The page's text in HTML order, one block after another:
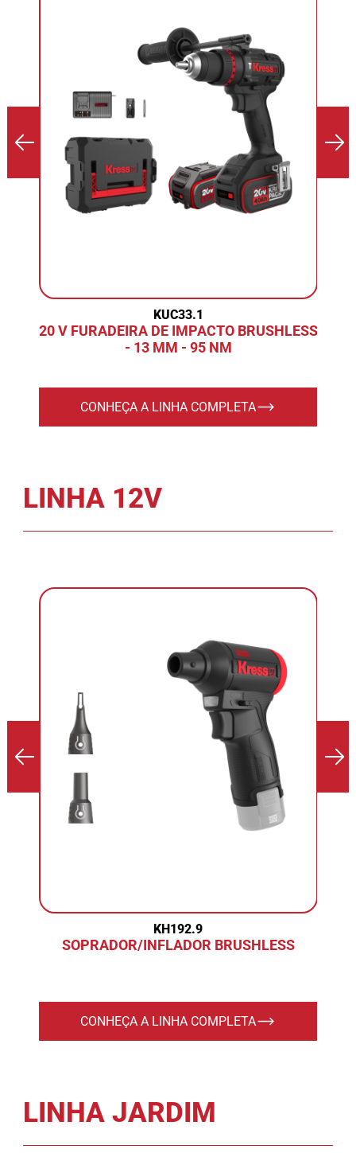
KUC33.1
20 V FURADEIRA DE IMPACTO BRUSHLESS
- 13 MM - 95 NM
CONHEÇA A LINHA COMPLETA
LINHA 12V
KH192.9
SOPRADOR/INFLADOR BRUSHLESS
CONHEÇA A LINHA COMPLETA
LINHA JARDIM